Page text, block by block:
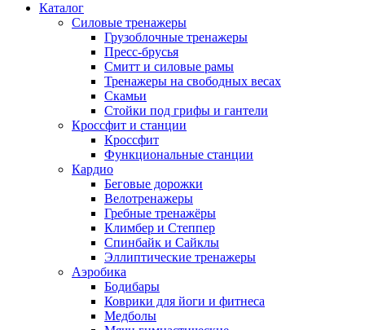
Каталог
Силовые тренажеры
Грузоблочные тренажеры
Пресс-брусья
Смитт и силовые рамы
Тренажеры на свободных весах
Скамьи
Стойки под грифы и гантели
Кроссфит и станции
Кроссфит
Функциональные станции
Кардио
Беговые дорожки
Велотренажеры
Гребные тренажёры
Климбер и Степпер
Спинбайк и Сайклы
Эллиптические тренажеры
Аэробика
Бодибары
Коврики для йоги и фитнеса
Медболы